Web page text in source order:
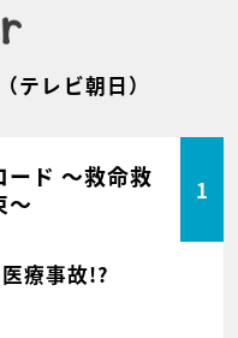
（テレビ朝日）
ード ～救命救
～
1
療事故!?